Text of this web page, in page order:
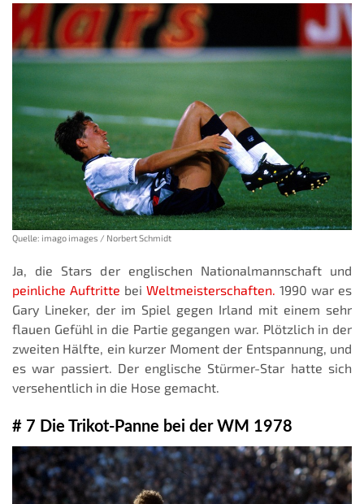
Quelle: imago images / Norbert Schmidt
Ja, die Stars der englischen Nationalmannschaft und
peinliche Auftritte bei Weltmeisterschaften. 1990 war es
Gary Lineker, der im Spiel gegen Irland mit einem sehr
flauen Gefühl in die Partie gegangen war. Plötzlich in der
zweiten Hälfte, ein kurzer Moment der Entspannung, und
es war passiert. Der englische Stürmer-Star hatte sich
versehentlich in die Hose gemacht.
# 7 Die Trikot-Panne bei der WM 1978